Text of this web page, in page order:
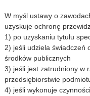
W myśl ustawy o
uzyskuje ochronę
1) po uzyskaniu tytułu
2) jeśli udziela świadczeń
środków publicznych
3) jeśli jest zatrudniony w
przedsiębiorstwie
4) jeśli wykonuje